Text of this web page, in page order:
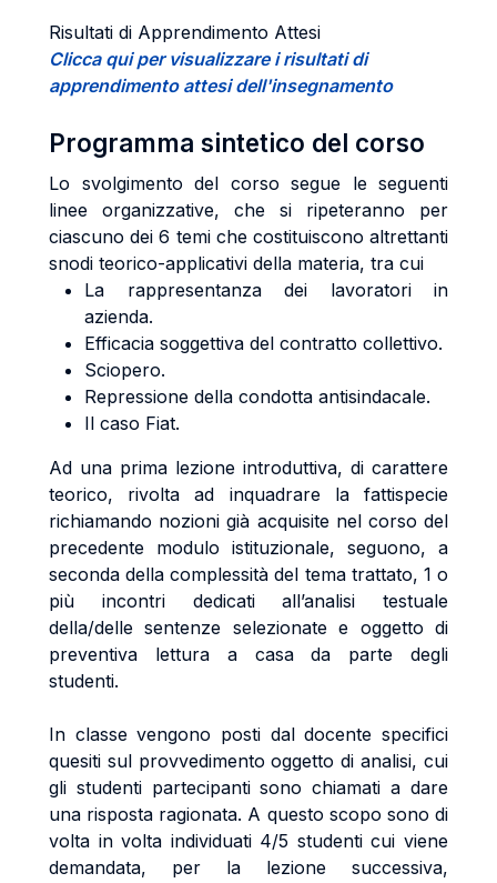
Risultati di Apprendimento Attesi
Clicca qui per visualizzare i risultati di
apprendimento attesi dell'insegnamento
Programma sintetico del corso
Lo svolgimento del corso segue le seguenti
linee organizzative, che si ripeteranno per
ciascuno dei 6 temi che costituiscono altrettanti
snodi teorico-applicativi della materia, tra cui
La rappresentanza dei lavoratori in
azienda.
Efficacia soggettiva del contratto collettivo.
Sciopero.
Repressione della condotta antisindacale.
Il caso Fiat.
Ad una prima lezione introduttiva, di carattere
teorico, rivolta ad inquadrare la fattispecie
richiamando nozioni già acquisite nel corso del
precedente modulo istituzionale, seguono, a
seconda della complessità del tema trattato, 1 o
più incontri dedicati all’analisi testuale
della/delle sentenze selezionate e oggetto di
preventiva lettura a casa da parte degli
studenti.
In classe vengono posti dal docente specifici
quesiti sul provvedimento oggetto di analisi, cui
gli studenti partecipanti sono chiamati a dare
una risposta ragionata. A questo scopo sono di
volta in volta individuati 4/5 studenti cui viene
demandata, per la lezione successiva,